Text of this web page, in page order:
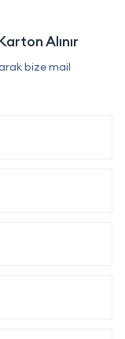
Alınır
bize mail